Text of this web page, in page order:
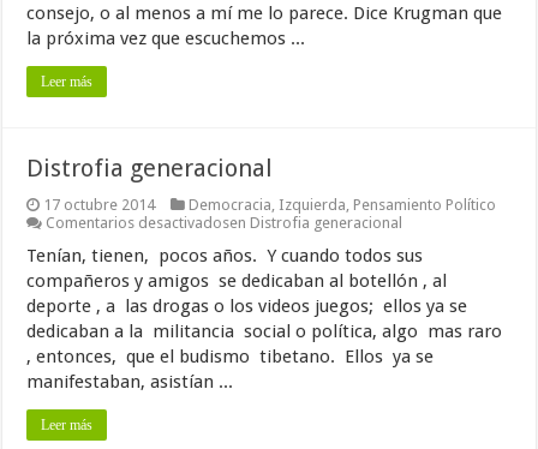
consejo, o al menos a mí me lo parece. Dice Krugman que
la próxima vez que escuchemos ...
Leer más
Distrofia generacional
17 octubre 2014 Democracia, Izquierda, Pensamiento Político
Comentarios desactivadosen Distrofia generacional
Tenían, tienen, pocos años. Y cuando todos sus
compañeros y amigos se dedicaban al botellón , al
deporte , a las drogas o los videos juegos; ellos ya se
dedicaban a la militancia social o política, algo mas raro
, entonces, que el budismo tibetano. Ellos ya se
manifestaban, asistían ...
Leer más